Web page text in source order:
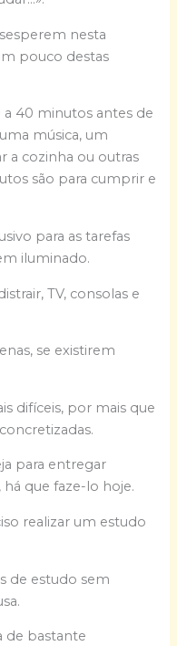
nesta
pouco destas
a 40 minutos antes de
música, um
a cozinha ou outras
são para cumprir e
para as tarefas
iluminado.
TV, consolas e
se existirem
difíceis, por mais que
para entregar
que faze-lo hoje.
realizar um estudo
de estudo sem
de bastante